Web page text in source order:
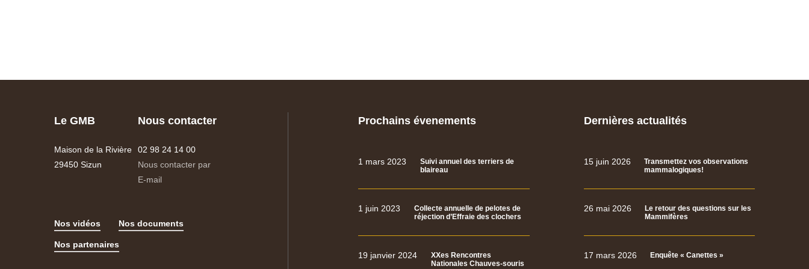
Le GMB
Maison de la Rivière
29450 Sizun
Nous contacter
02 98 24 14 00
Nous contacter par
E-mail
Nos vidéos Nos documents
Nos partenaires
Prochains évenements
1 mars 2023
Suivi annuel des terriers de
blaireau
1 juin 2023
Collecte annuelle de pelotes de
réjection d’Effraie des clochers
19 janvier 2024
XXes Rencontres
Nationales Chauves-souris
Dernières actualités
15 juin 2026
Transmettez vos observations
mammalogiques!
26 mai 2026
Le retour des questions sur les
Mammifères
17 mars 2026 Enquête « Canettes »